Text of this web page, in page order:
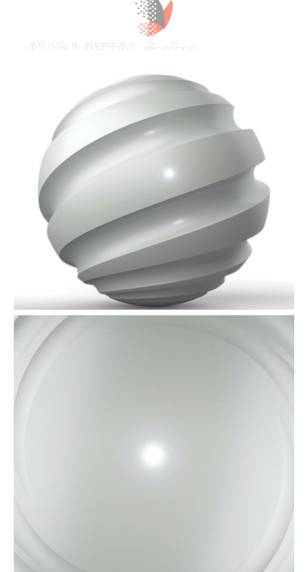
AVG METAL farby